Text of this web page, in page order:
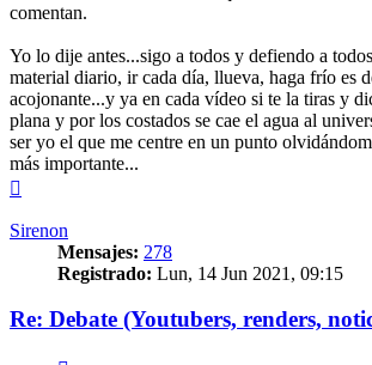
comentan.
Yo lo dije antes...sigo a todos y defiendo a
material diario, ir cada día, llueva, haga frío es
acojonante...y ya en cada vídeo si te la tiras y
plana y por los costados se cae el agua al
ser yo el que me centre en un punto
más importante...
Sirenon
Mensajes: 278
Registrado: Lun, 14 Jun 2021, 09:15
Re: Debate (Youtubers, renders,